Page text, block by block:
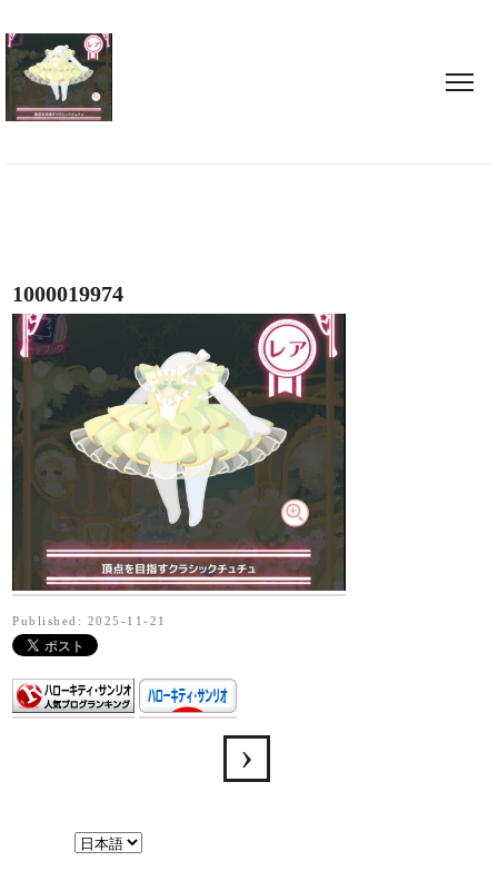
1000019974
Published: 2025-11-21
言